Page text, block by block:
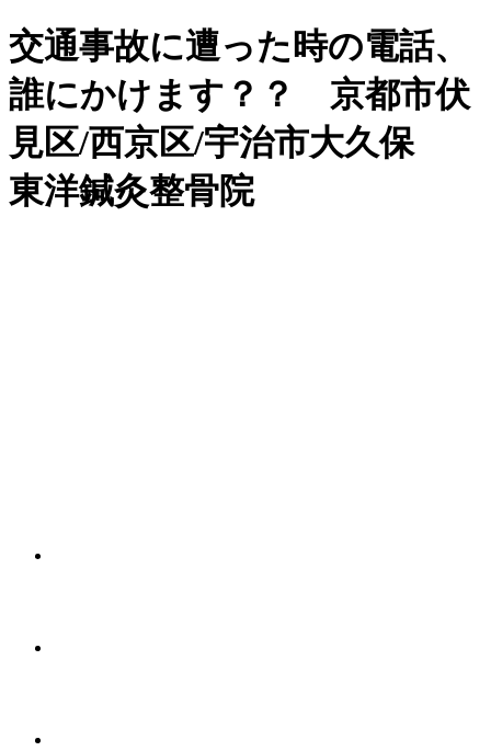
交通事故に遭った時の電話、
誰にかけます？？ 京都市伏
見区/西京区/宇治市大久保
東洋鍼灸整骨院